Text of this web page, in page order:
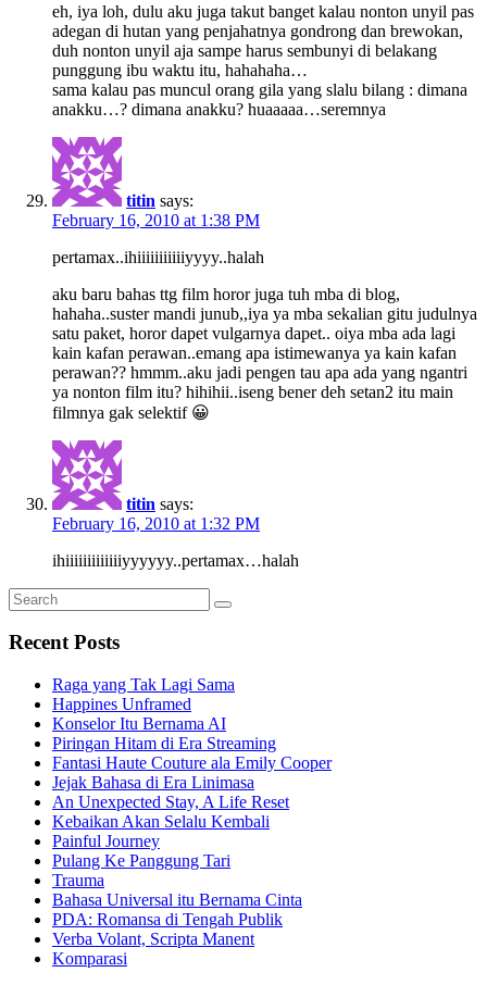
eh, iya loh, dulu aku juga takut banget kalau nonton unyil pas
adegan di hutan yang penjahatnya gondrong dan brewokan,
duh nonton unyil aja sampe harus sembunyi di belakang
punggung ibu waktu itu, hahahaha…
sama kalau pas muncul orang gila yang slalu bilang : dimana
anakku…? dimana anakku? huaaaaa…seremnya
titin says:
February 16, 2010 at 1:38 PM
pertamax..ihiiiiiiiiiiiyyyy..halah
aku baru bahas ttg film horor juga tuh mba di blog,
hahaha..suster mandi junub,,iya ya mba sekalian gitu judulnya
satu paket, horor dapet vulgarnya dapet.. oiya mba ada lagi
kain kafan perawan..emang apa istimewanya ya kain kafan
perawan?? hmmm..aku jadi pengen tau apa ada yang ngantri
ya nonton film itu? hihihii..iseng bener deh setan2 itu main
filmnya gak selektif 😀
titin says:
February 16, 2010 at 1:32 PM
ihiiiiiiiiiiiiiyyyyyy..pertamax…halah
Search
for:
Search
Recent Posts
Raga yang Tak Lagi Sama
Happines Unframed
Konselor Itu Bernama AI
Piringan Hitam di Era Streaming
Fantasi Haute Couture ala Emily Cooper
Jejak Bahasa di Era Linimasa
An Unexpected Stay, A Life Reset
Kebaikan Akan Selalu Kembali
Painful Journey
Pulang Ke Panggung Tari
Trauma
Bahasa Universal itu Bernama Cinta
PDA: Romansa di Tengah Publik
Verba Volant, Scripta Manent
Komparasi